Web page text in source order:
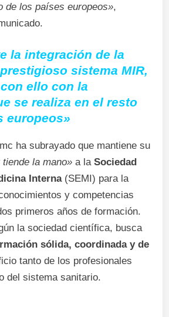
de los países europeos»,
la integración de la
sistema MIR,
ello con la
se realiza en el resto
europeos»
ha subrayado que mantiene su
la mano» a laSociedad
Interna(SEMI) para la
y competencias
primeros años de formación.
la sociedad científica, busca
sólida, coordinada y de
tanto de los profesionales
del sistema sanitario.